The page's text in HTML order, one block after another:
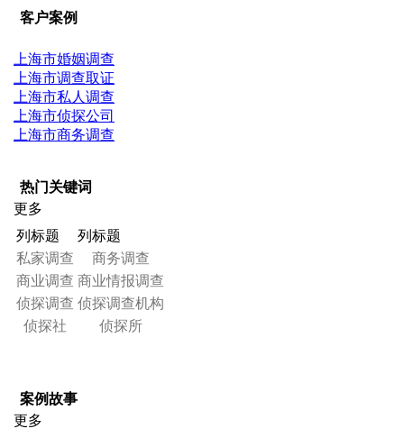
客户案例
上海市婚姻调查
上海市调查取证
上海市私人调查
上海市侦探公司
上海市商务调查
热门关键词
更多
列标题
列标题
私家调查
商务调查
商业调查 商业情报调查
侦探调查 侦探调查机构
侦探社
侦探所
案例故事
更多